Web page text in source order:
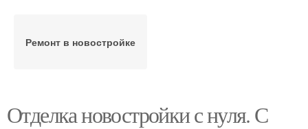
Ремонт в новостройке
Отделка новостройки с нуля. С